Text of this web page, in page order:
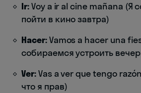
Ir:Voy a ir al cine mañana (Я
пойти в кино завтра)
Hacer:Vamos a hacer una
собираемся устроить
Ver:Vas a ver que tengo
что я прав)